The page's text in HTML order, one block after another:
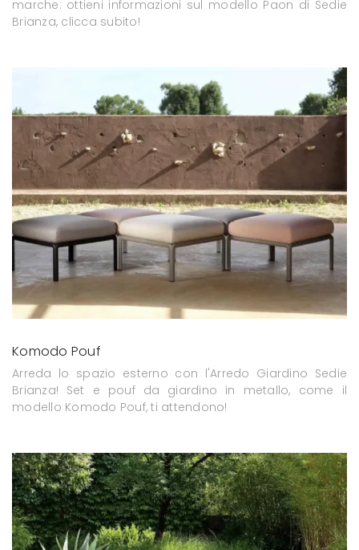
marche: ottieni informazioni sul modello Paon di Sedie
Brianza, clicca subito!
Komodo Pouf
Arreda lo spazio esterno con l'Arredo Giardino Sedie
Brianza! Set e pouf da giardino in metallo, come il
modello Komodo Pouf, ti attendono!